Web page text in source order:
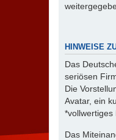
HINWEISE
Das
seriösen
Die
Avatar, ein
*vollwertiges
Das